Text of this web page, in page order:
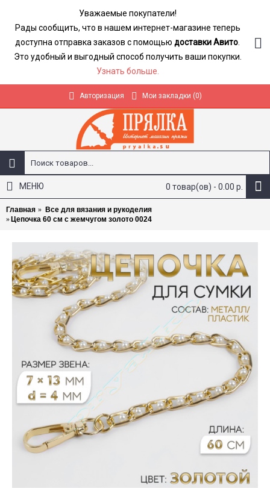
Уважаемые покупатели!
Рады сообщить, что в нашем интернет-магазине теперь
доступна отправка заказов с помощью доставки Авито
Это удобный и выгодный способ получить ваши покупки.
Узнать больше.
Авторизация Мои закладки (0)
0 товар(ов) - 0.00 р.
МЕНЮ
Главная
Все для вязания и рукоделия
Цепочка 60 см с жемчугом золото 0024